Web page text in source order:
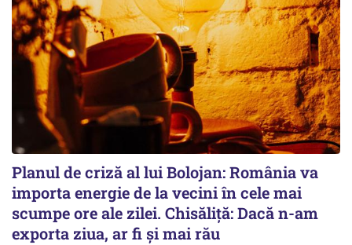
Planul de criză al lui Bolojan: România va
importa energie de la vecini în cele mai
scumpe ore ale zilei. Chisăliță: Dacă n-am
exporta ziua, ar fi și mai rău